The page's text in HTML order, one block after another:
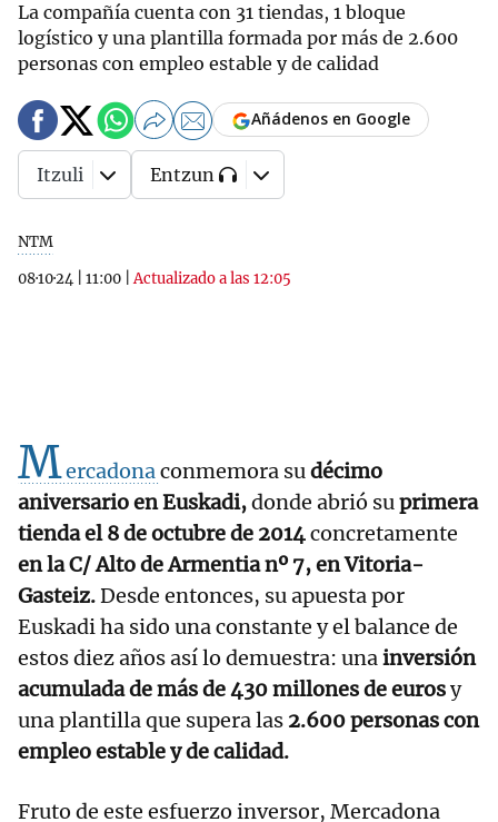
La compañía cuenta con 31 tiendas, 1 bloque
logístico y una plantilla formada por más de 2.600
personas con empleo estable y de calidad
NTM
08·10·24
11:00 |Actualizado a las 12:05
Añádenos en Google
Itzuli Entzun
Mercadonaconmemora sudécimo
aniversario en Euskadi,donde abrió suprimera
tienda el 8 de octubre de 2014concretamente
en la C/ Alto de Armentia nº 7, en Vitoria-
Gasteiz.Desde entonces, su apuesta por
Euskadi ha sido una constante y el balance de
estos diez años así lo demuestra: unainversión
acumulada de más de 430 millones de eurosy
una plantilla que supera las 2.600 personas con
empleo estable y de calidad.
Fruto de este esfuerzo inversor, Mercadona